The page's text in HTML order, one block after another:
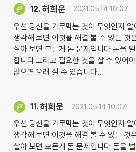
12.허희운 2021.05.14 10:07
우선 당신을 가로막는 것이 무엇인지 알
생각해 보면 이것을 해결 볼 수 있는 것
살아 보면 모든게 돈 문제입니다 돈을
합니다 그리고 필요한 것을 살 수 있어
많으면 오래 살 수 있습니다...
11.허희운 2021.05.14 10:07
우선 당신을 가로막는 것이 무엇인지 알
생각해 보면 이것을 해결 볼 수 있는 것
살아 보면 모든게 돈 문제입니다 돈을